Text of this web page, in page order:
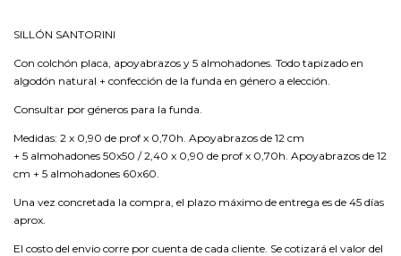
SILLÓN SANTORINI
Con colchón placa, apoyabrazos y 5 almohadones. Todo tapizado en
algodón natural + confección de la funda en género a elección.
Consultar por géneros para la funda.
Medidas: 2 x 0,90 de prof x 0,70h. Apoyabrazos de 12 cm
+ 5 almohadones 50x50 / 2,40 x 0,90 de prof x 0,70h. Apoyabrazos de 12
cm + 5 almohadones 60x60.
Una vez concretada la compra, el plazo máximo de entrega es de 45 días
aprox.
El costo del envio corre por cuenta de cada cliente. Se cotizará el valor del